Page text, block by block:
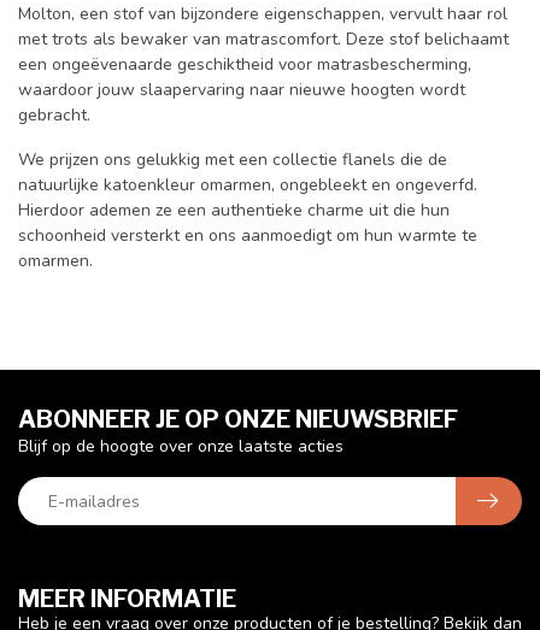
Molton, een stof van bijzondere eigenschappen, vervult haar rol
met trots als bewaker van matrascomfort. Deze stof belichaamt
een ongeëvenaarde geschiktheid voor matrasbescherming,
waardoor jouw slaapervaring naar nieuwe hoogten wordt
gebracht.
We prijzen ons gelukkig met een collectie flanels die de
natuurlijke katoenkleur omarmen, ongebleekt en ongeverfd.
Hierdoor ademen ze een authentieke charme uit die hun
schoonheid versterkt en ons aanmoedigt om hun warmte te
omarmen.
MEER INFORMATIE
Heb je een vraag over onze producten of je bestelling? Bekijk dan
ABONNEER JE OP ONZE NIEUWSBRIEF
Blijf op de hoogte over onze laatste acties